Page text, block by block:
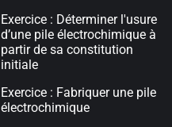
Exercice : Déterminer l'usure
d’une pile électrochimique à
partir de sa constitution
initiale
Exercice : Fabriquer une pile
électrochimique